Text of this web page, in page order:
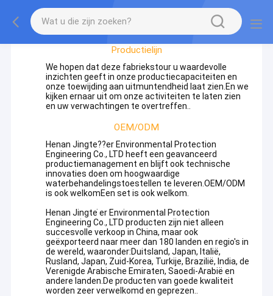
Fabrieksreis
Productielijn
We hopen dat deze fabriekstour u waardevolle
inzichten geeft in onze productiecapaciteiten en
onze toewijding aan uitmuntendheid laat zien.En we
kijken ernaar uit om onze activiteiten te laten zien
en uw verwachtingen te overtreffen..
OEM/ODM
Henan Jingte??er Environmental Protection
Engineering Co., LTD heeft een geavanceerd
productiemanagement en blijft ook technische
innovaties doen om hoogwaardige
waterbehandelingstoestellen te leveren.OEM/ODM
is ook welkomEen set is ook welkom.
Henan Jingte ̇er Environmental Protection
Engineering Co., LTD producten zijn niet alleen
succesvolle verkoop in China, maar ook
geëxporteerd naar meer dan 180 landen en regio's in
de wereld, waaronder:Duitsland, Japan, Italië,
Rusland, Japan, Zuid-Korea, Turkije, Brazilië, India, de
Verenigde Arabische Emiraten, Saoedi-Arabië en
andere landen.De producten van goede kwaliteit
worden zeer verwelkomd en geprezen..